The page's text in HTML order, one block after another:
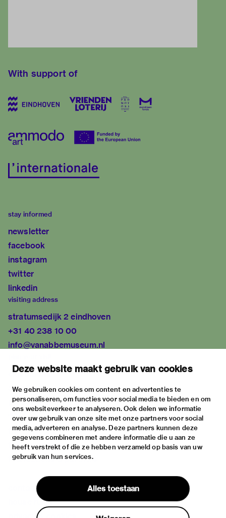
Deze website maakt gebruik van cookies
We gebruiken cookies om content en advertenties te
personaliseren, om functies voor social media te bieden en om
ons websiteverkeer te analyseren. Ook delen we informatie
over uw gebruik van onze site met onze partners voor social
media, adverteren en analyse. Deze partners kunnen deze
gegevens combineren met andere informatie die u aan ze
heeft verstrekt of die ze hebben verzameld op basis van uw
gebruik van hun services.
Alles toestaan
With support of
stay informed
newsletter
facebook
instagram
twitter
linkedin
visiting address
stratumsedijk 2 eindhoven
+31 40 238 10 00
info@vanabbemuseum.nl
exhibitions
activities
practical information
about
the museum
the collection
foundations & partners
contact
house rules